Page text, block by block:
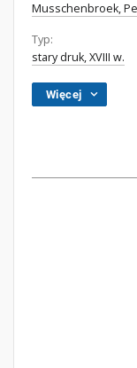
Musschenbroek,
Typ:
stary druk, XVIII w.
Więcej